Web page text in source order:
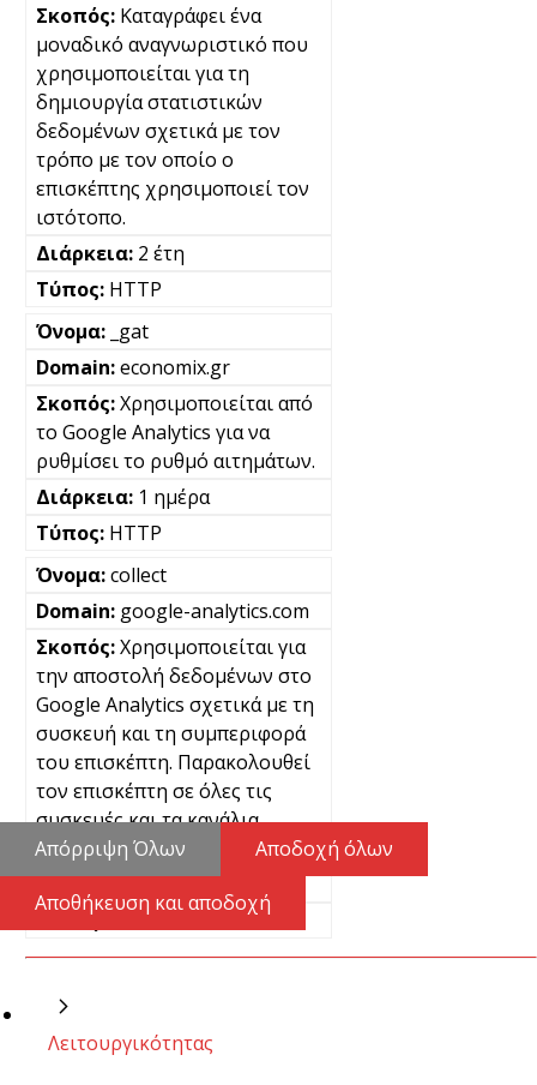
Καταγράφει ένα
μοναδικό αναγνωριστικό που
χρησιμοποιείται για τη
δημιουργία στατιστικών
δεδομένων σχετικά με τον
τρόπο με τον οποίο ο
επισκέπτης χρησιμοποιεί τον
ιστότοπο.
2 έτη
HTTP
_gat
economix.gr
Χρησιμοποιείται από
το Google Analytics για να
ρυθμίσει το ρυθμό αιτημάτων.
1 ημέρα
HTTP
collect
google-analytics.com
Χρησιμοποιείται για
την αποστολή δεδομένων στο
Google Analytics σχετικά με τη
συσκευή και τη συμπεριφορά
του επισκέπτη. Παρακολουθεί
τον επισκέπτη σε όλες τις
συσκευές και τα κανάλια
μάρκετινγκ.
Μόνιμα
Pixel
Λειτουργικότητας
Απόρριψη Όλων Αποδοχή όλων
Αποθήκευση και αποδοχή